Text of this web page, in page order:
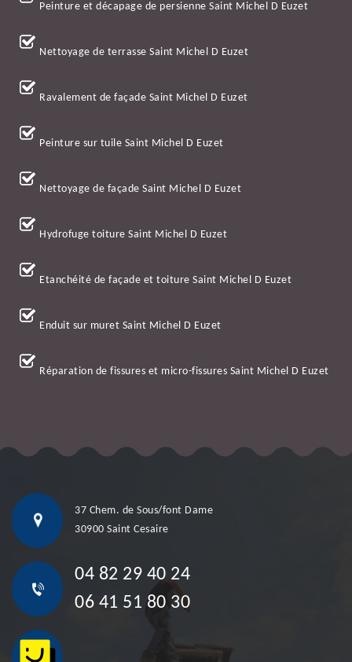
Peinture et décapage de persienne Saint Michel D Euzet
Nettoyage de terrasse Saint Michel D Euzet
Ravalement de façade Saint Michel D Euzet
Peinture sur tuile Saint Michel D Euzet
Nettoyage de façade Saint Michel D Euzet
Hydrofuge toiture Saint Michel D Euzet
Etanchéité de façade et toiture Saint Michel D Euzet
Enduit sur muret Saint Michel D Euzet
Réparation de fissures et micro-fissures Saint Michel D Euzet
37 Chem. de Sous/font Dame
30900 Saint Cesaire
04 82 29 40 24
06 41 51 80 30